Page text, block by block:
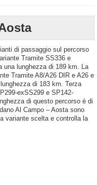
di passaggio sul percorso
Tramite SS336 e
una lunghezza di 189 km. La
Tramite A8/A26 DIR e A26 e
di 183 km. Terza
exSS299 e SP142-
di questo percorso è di
Al Campo – Aosta sono
variante scelta e controlla la